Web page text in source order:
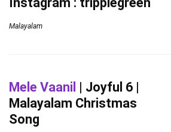
Malayalam
Mele Vaanil | Joyful 6 |
Malayalam Christmas
Song